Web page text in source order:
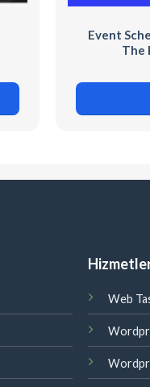
Event
The
Web